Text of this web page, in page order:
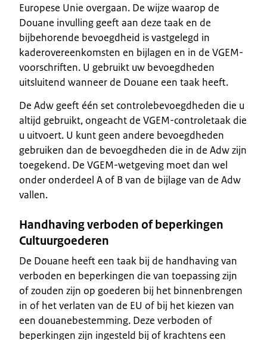
Europese Unie overgaan. De wijze waarop de
Douane invulling geeft aan deze taak en de
bijbehorende bevoegdheid is vastgelegd in
kaderovereenkomsten en bijlagen en in de VGEM-
voorschriften. U gebruikt uw bevoegdheden
uitsluitend wanneer de Douane een taak heeft.
De Adw geeft één set controlebevoegdheden die u
altijd gebruikt, ongeacht de VGEM-controletaak die
u uitvoert. U kunt geen andere bevoegdheden
gebruiken dan de bevoegdheden die in de Adw zijn
toegekend. De VGEM-wetgeving moet dan wel
onder onderdeel A of B van de bijlage van de Adw
vallen.
Handhaving verboden of beperkingen
Cultuurgoederen
De Douane heeft een taak bij de handhaving van
verboden en beperkingen die van toepassing zijn
of zouden zijn op goederen bij het binnenbrengen
in of het verlaten van de EU of bij het kiezen van
een douanebestemming. Deze verboden of
beperkingen zijn ingesteld bij of krachtens een